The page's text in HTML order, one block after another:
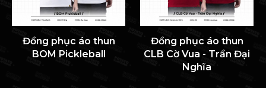
Đồng phục áo thun
BOM Pickleball
Đồng phục áo thun
CLB Cờ Vua - Trần Đại
Nghĩa